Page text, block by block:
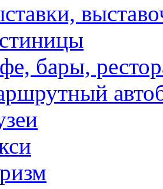
бары,